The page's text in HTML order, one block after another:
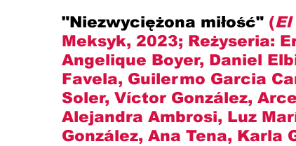
"Niezwyciężona miłość" (El
Meksyk, 2023; Reżyseria:
Angelique Boyer, Daniel
Favela, Guilermo Garcia
Soler, Víctor González,
Alejandra Ambrosi, Luz
González, Ana Tena, Karla